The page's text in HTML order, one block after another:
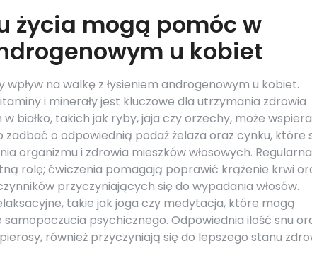
życia mogą pomóc w
u kobiet
na walkę z łysieniem androgenowym u kobiet.
i minerały jest kluczowe dla utrzymania zdrowia
białko, takich jak ryby, jaja czy orzechy, może
o odpowiednią podaż żelaza oraz cynku, które
organizmu i zdrowia mieszków włosowych. Regularna
rolę; ćwiczenia pomagają poprawić krążenie krwi
przyczyniających się do wypadania włosów.
takie jak joga czy medytacja, które mogą
psychicznego. Odpowiednia ilość snu
również przyczyniają się do lepszego stanu